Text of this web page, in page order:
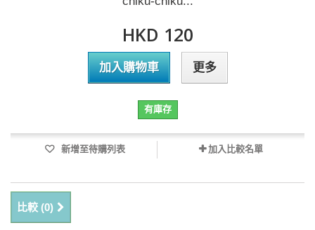
HKD 120
加入購物車 更多
有庫存
新增至待購列表 加入比較名單
比較 (0)